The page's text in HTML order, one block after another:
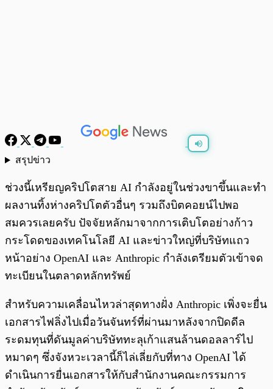
สรุปข่าว
ช่วงนี้เหรียญคริปโตสาย AI กำลังอยู่ในช่วงขาขึ้นและทำ
ผลงานทิ้งห่างคริปโตตัวอื่นๆ รวมถึงบิตคอยน์ไปพอ
สมควรเลยครับ ปัจจัยหลักมาจากการเติบโตอย่างก้าว
กระโดดของเทคโนโลยี AI และข่าวใหญ่ที่บริษัทแถว
หน้าอย่าง OpenAI และ Anthropic กำลังเตรียมตัวเข้าจด
ทะเบียนในตลาดหลักทรัพย์
สำหรับความเคลื่อนไหวล่าสุดทางฝั่ง Anthropic เพิ่งจะยื่น
เอกสารไฟลิ่งไปเมื่อวันจันทร์ที่ผ่านมาหลังจากปิดดีล
ระดมทุนที่ดันมูลค่าบริษัททะลุเก้าแสนล้านดอลลาร์ไป
หมาดๆ ซึ่งจังหวะเวลานี้ก็ไล่เลี่ยกับที่ทาง OpenAI ได้
ดำเนินการยื่นเอกสารให้กับสำนักงานคณะกรรมการ